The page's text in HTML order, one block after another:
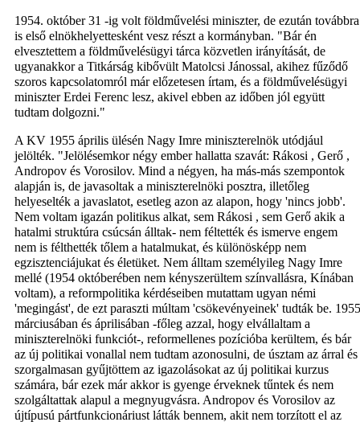
1954. október 31 -ig volt földművelési miniszter, de ezután továbbra
is első elnökhelyettesként vesz részt a kormányban. "Bár én
elvesztettem a földművelésügyi tárca közvetlen irányítását, de
ugyanakkor a Titkárság kibővült Matolcsi Jánossal, akihez fűződő
szoros kapcsolatomról már előzetesen írtam, és a földművelésügyi
miniszter Erdei Ferenc lesz, akivel ebben az időben jól együtt
tudtam dolgozni."
A KV 1955 április ülésén Nagy Imre miniszterelnök utódjául
jelölték. "Jelölésemkor négy ember hallatta szavát: Rákosi , Gerő ,
Andropov és Vorosilov. Mind a négyen, ha más-más szempontok
alapján is, de javasoltak a miniszterelnöki posztra, illetőleg
helyeselték a javaslatot, esetleg azon az alapon, hogy 'nincs jobb'.
Nem voltam igazán politikus alkat, sem Rákosi , sem Gerő akik a
hatalmi struktúra csúcsán álltak- nem féltették és ismerve engem
nem is félthették tőlem a hatalmukat, és különösképp nem
egzisztenciájukat és életüket. Nem álltam személyileg Nagy Imre
mellé (1954 októberében nem kényszerültem színvallásra, Kínában
voltam), a reformpolitika kérdéseiben mutattam ugyan némi
'megingást', de ezt paraszti múltam 'csökevényeinek' tudták be. 1955
márciusában és áprilisában -főleg azzal, hogy elvállaltam a
miniszterelnöki funkciót-, reformellenes pozícióba kerültem, és bár
az új politikai vonallal nem tudtam azonosulni, de úsztam az árral és
szorgalmasan gyűjtöttem az igazolásokat az új politikai kurzus
számára, bár ezek már akkor is gyenge érveknek tűntek és nem
szolgáltattak alapul a megnyugvásra. Andropov és Vorosilov az
újtípusú pártfunkcionáriust látták bennem, akit nem torzított el az